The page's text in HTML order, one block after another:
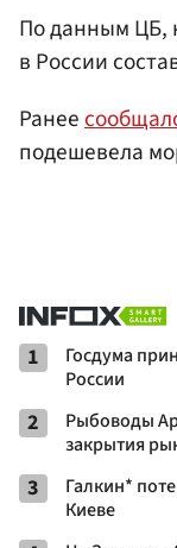
По данным ЦБ,
в России
Ранее
подешевела
1
Госдума
России
2
Рыбоводы
закрытия
3
Галкин*
Киеве